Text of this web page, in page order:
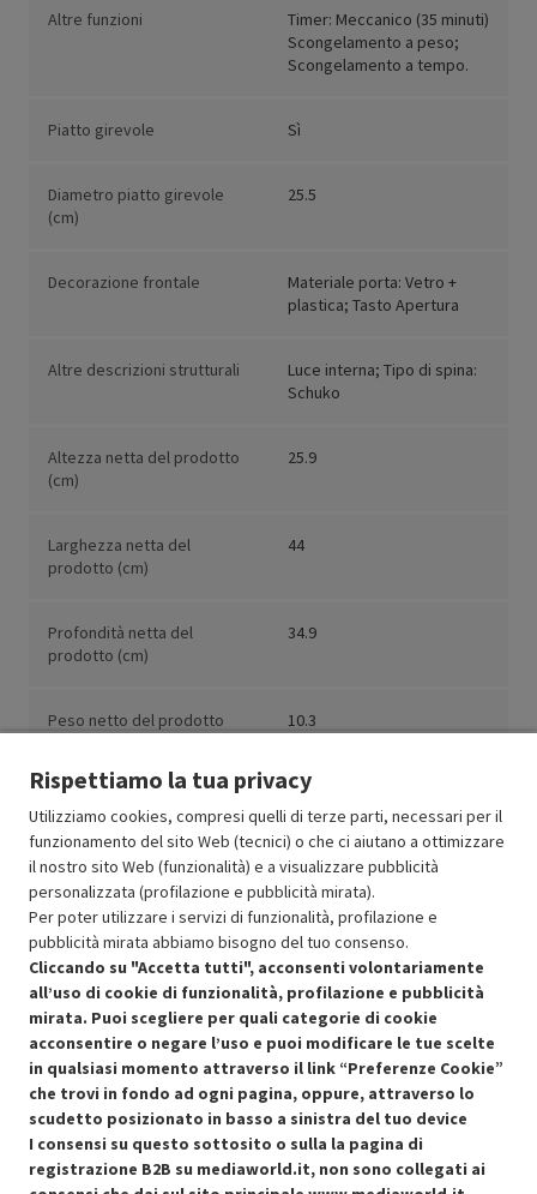
Altre funzioni
Timer: Meccanico (35 minuti)
Scongelamento a peso;
Scongelamento a tempo.
Piatto girevole Sì
Diametro piatto girevole
(cm)
25.5
Decorazione frontale
Materiale porta: Vetro +
plastica; Tasto Apertura
Altre descrizioni strutturali
Luce interna; Tipo di spina:
Schuko
Altezza netta del prodotto
(cm)
25.9
Larghezza netta del
prodotto (cm)
44
Profondità netta del
prodotto (cm)
34.9
Peso netto del prodotto
10.3
Resi e garanzie
Stato prodotti
Condizioni generali di vendita Recedere dal contratto qui
Rispettiamo la tua privacy
Utilizziamo cookies, compresi quelli di terze parti, necessari per il
funzionamento del sito Web (tecnici) o che ci aiutano a ottimizzare
il nostro sito Web (funzionalità) e a visualizzare pubblicità
personalizzata (profilazione e pubblicità mirata).
Per poter utilizzare i servizi di funzionalità, profilazione e
pubblicità mirata abbiamo bisogno del tuo consenso.
Cliccando su "Accetta tutti", acconsenti volontariamente
all’uso di cookie di funzionalità, profilazione e pubblicità
mirata. Puoi scegliere per quali categorie di cookie
acconsentire o negare l’uso e puoi modificare le tue scelte
in qualsiasi momento attraverso il link “Preferenze Cookie”
che trovi in fondo ad ogni pagina, oppure, attraverso lo
scudetto posizionato in basso a sinistra del tuo device
I consensi su questo sottosito o sulla la pagina di
registrazione B2B su mediaworld.it, non sono collegati ai